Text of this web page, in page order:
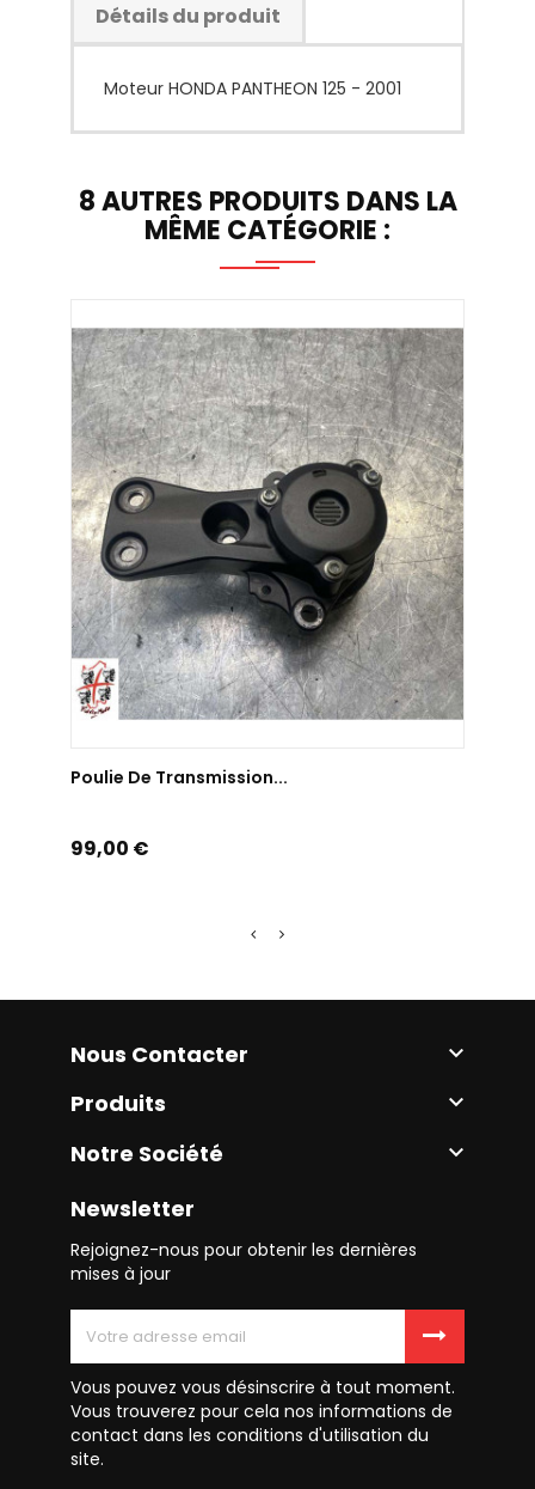
Détails du produit
Moteur HONDA PANTHEON 125 - 2001
8 AUTRES PRODUITS DANS LA
MÊME CATÉGORIE :
Poulie De Transmission...
Prix
99,00 €
Nous Contacter 
Produits 
Notre Société 
Newsletter
Rejoignez-nous pour obtenir les dernières
mises à jour
Vous pouvez vous désinscrire à tout moment.
Vous trouverez pour cela nos informations de
contact dans les conditions d'utilisation du
site.